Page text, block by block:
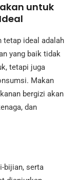
untuk
tetap ideal adalah
yang baik tidak
tetapi juga
Makan
bergizi akan
dan
bijian, serta